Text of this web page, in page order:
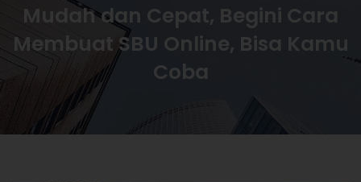
Mudah dan Cepat, Begini Cara
Membuat SBU Online, Bisa Kamu
Coba